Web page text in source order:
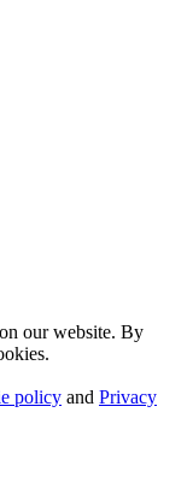
our website. By
policy and Privacy